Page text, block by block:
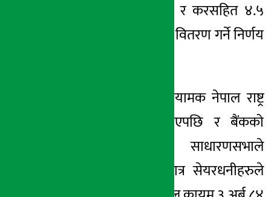
प्रतिशत बोनस सेयर र करसहित ४.५
प्रतिशत नगद लाभांश वितरण गर्ने निर्णय
प्रस्तावित लाभांश नियामक नेपाल राष्ट्र
बैंकबाट स्वीकृत भएपछि र बैंकको
आगामी वार्षिक साधारणसभाले
अनुमोदन गरेपछि मात्र सेयरधनीहरुले